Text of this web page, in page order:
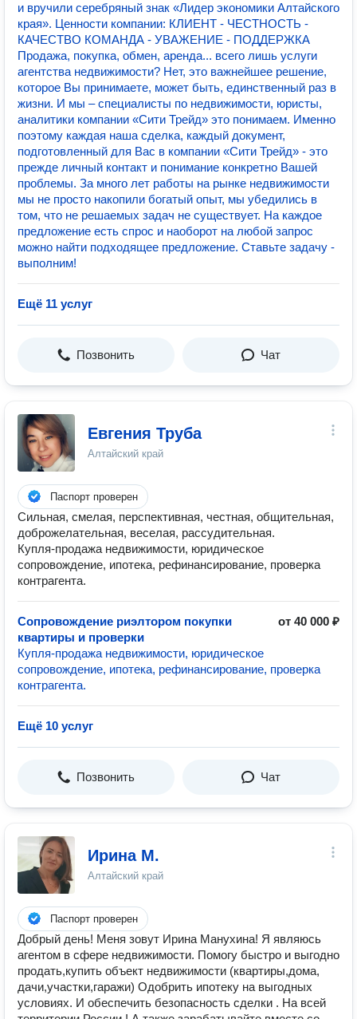
и вручили серебряный знак «Лидер экономики Алтайского
края». Ценности компании: КЛИЕНТ - ЧЕСТНОСТЬ -
КАЧЕСТВО КОМАНДА - УВАЖЕНИЕ - ПОДДЕРЖКА
Продажа, покупка, обмен, аренда... всего лишь услуги
агентства недвижимости? Нет, это важнейшее решение,
которое Вы принимаете, может быть, единственный раз в
жизни. И мы – специалисты по недвижимости, юристы,
аналитики компании «Сити Трейд» это понимаем. Именно
поэтому каждая наша сделка, каждый документ,
подготовленный для Вас в компании «Сити Трейд» - это
прежде личный контакт и понимание конкретно Вашей
проблемы. За много лет работы на рынке недвижимости
мы не просто накопили богатый опыт, мы убедились в
том, что не решаемых задач не существует. На каждое
предложение есть спрос и наоборот на любой запрос
можно найти подходящее предложение. Ставьте задачу -
выполним!
Ещё 11 услуг
Позвонить Чат
Евгения Труба
Алтайский край
Паспорт проверен
Сильная, смелая, перспективная, честная, общительная,
доброжелательная, веселая, рассудительная.
Купля-продажа недвижимости, юридическое
сопровождение, ипотека, рефинансирование, проверка
контрагента.
Сопровождение риэлтором покупки
квартиры и проверки
от 40 000 ₽
Купля-продажа недвижимости, юридическое
сопровождение, ипотека, рефинансирование, проверка
контрагента.
Ещё 10 услуг
Позвонить Чат
Ирина М.
Алтайский край
Паспорт проверен
Добрый день! Меня зовут Ирина Манухина! Я являюсь
агентом в сфере недвижимости. Помогу быстро и выгодно
продать,купить объект недвижимости (квартиры,дома,
дачи,участки,гаражи) Одобрить ипотеку на выгодных
условиях. И обеспечить безопасность сделки . На всей